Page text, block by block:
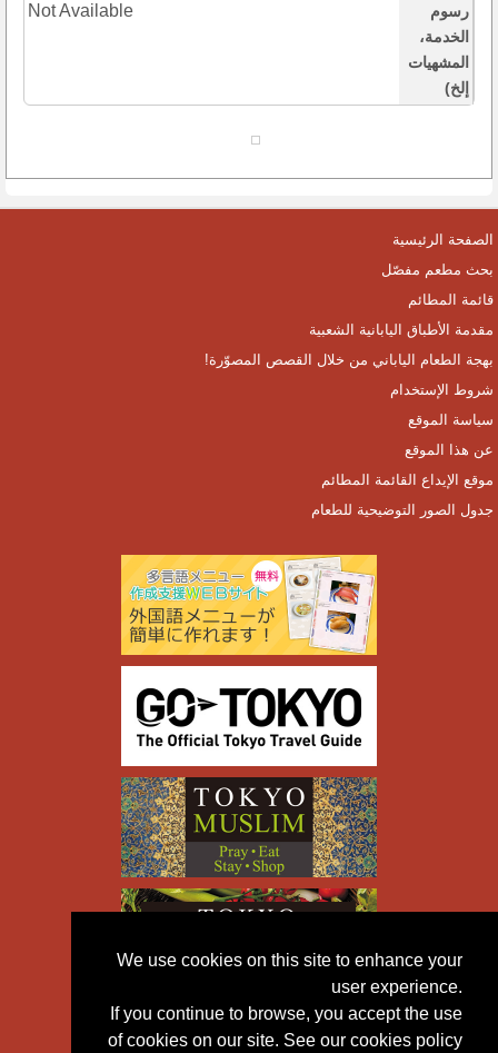
We use cookies on this site to enhance your
user experience.
If you continue to browse, you accept the use
of cookies on our site. See our cookies policy
رسوم
الخدمة،
المشهيات
إلخ)
Not Available
الصفحة الرئيسية
بحث مطعم مفصّل
قائمة المطائم
مقدمة الأطباق اليابانية الشعبية
بهجة الطعام الياباني من خلال القصص المصوّرة!
شروط الإستخدام
سياسة الموقع
عن هذا الموقع
موقع الإيداع القائمة المطائم
جدول الصور التوضيحية للطعام